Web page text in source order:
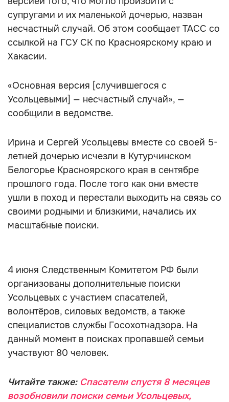
супругами и их маленькой дочерью, назван
несчастный случай. Об этом сообщает ТАСС со
ссылкой на ГСУ СК по Красноярскому краю и
Хакасии.
«Основная версия [случившегося с
Усольцевыми] — несчастный случай», —
сообщили в ведомстве.
Ирина и Сергей Усольцевы вместе со своей 5-
летней дочерью исчезли в Кутурчинском
Белогорье Красноярского края в сентябре
прошлого года. После того как они вместе
ушли в поход и перестали выходить на связь со
своими родными и близкими, начались их
масштабные поиски.
4 июня Следственным Комитетом РФ были
организованы дополнительные поиски
Усольцевых с участием спасателей,
волонтёров, силовых ведомств, а также
специалистов службы Госохотнадзора. На
данный момент в поисках пропавшей семьи
участвуют 80 человек.
Читайте также:Спасатели спустя 8 месяцев
возобновили поиски семьи Усольцевых,